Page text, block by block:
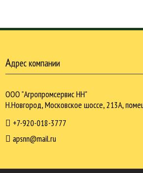
Адрес компании
ООО "Агропромсервис НН"
Н.Новгород, Московское шоссе, 213А,
+7-920-018-3777
apsnn@mail.ru